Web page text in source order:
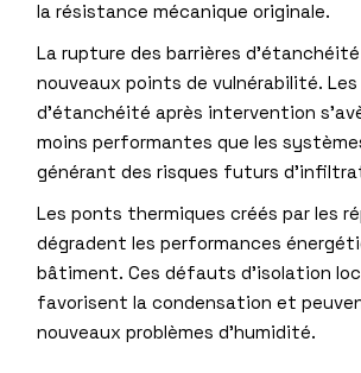
la résistance mécanique originale.
La rupture des barrières
nouveaux points de vulnérabilité. Les
d’étanchéité après intervention
moins performantes que les
générant des risques futurs
Les ponts thermiques créés par les
dégradent les performances
bâtiment. Ces défauts d’isolation
favorisent la condensation et
nouveaux problèmes d’humidité.